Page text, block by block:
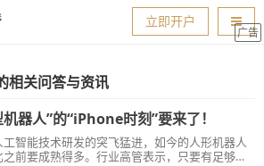
导航
立即开户
广告
相关问答与资讯
器人”的“iPhone时刻”要来了！
工智能技术研发的突飞猛进，如今的人形机器人
之前要成熟得多。行业高管表示，只要有足够的